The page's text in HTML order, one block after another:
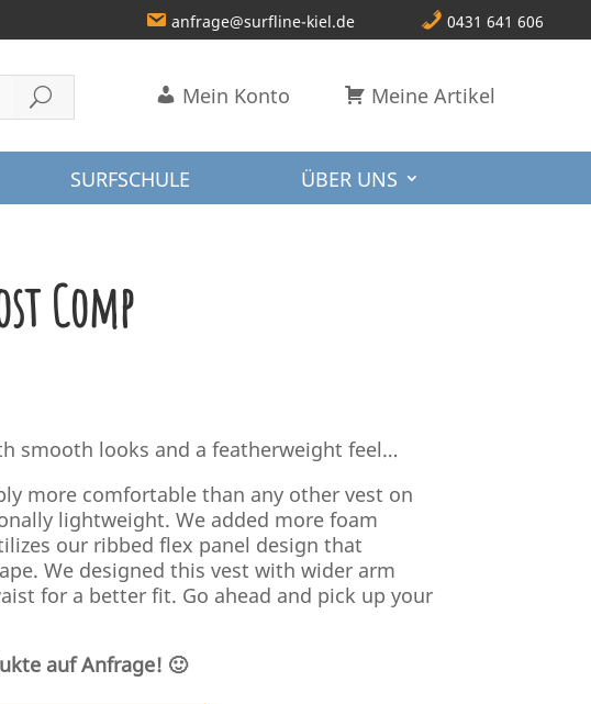
0431 641 606
anfrage@surfline-kiel.de
Meine Artikel
Mein Konto
SURFSCHULE ÜBER UNS
Comp
smooth looks and a featherweight feel…
more comfortable than any other vest on
lightweight. We added more foam
our ribbed flex panel design that
We designed this vest with wider arm
for a better fit. Go ahead and pick up your
auf Anfrage! 🙂